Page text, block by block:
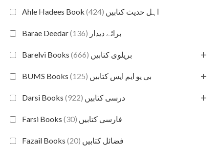
Ahle Hadees Book اہل حدیث کتابیں (424)
Barae Deedar برائے دیدار (136)
Barelvi Books بریلوی کتابیں (666) +
BUMS Books بی یو ایم ایس کتابیں (125) +
Darsi Books درسی کتابیں (922) +
Farsi Books فارسی کتابیں (30)
Fazail Books فضائل کتابیں (20)